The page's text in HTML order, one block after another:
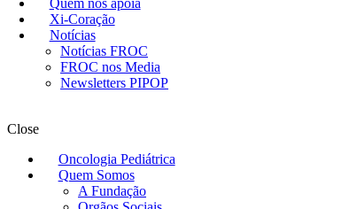
Quem nos apoia
Xi-Coração
Notícias
Notícias FROC
FROC nos Media
Newsletters PIPOP
Close
Oncologia Pediátrica
Quem Somos
A Fundação